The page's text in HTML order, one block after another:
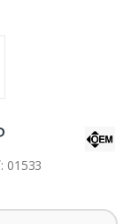
: 01533